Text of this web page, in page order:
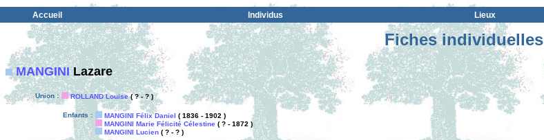
Accueil Individus Lieux
Fiches individuelles
MANGINILazare
Union : ROLLAND Louise( ? - ? )
Enfants : MANGINI Félix Daniel ( 1836 - 1902 )
MANGINI Marie Félicité Célestine ( ? - 1872 )
MANGINI Lucien ( ? - ? )